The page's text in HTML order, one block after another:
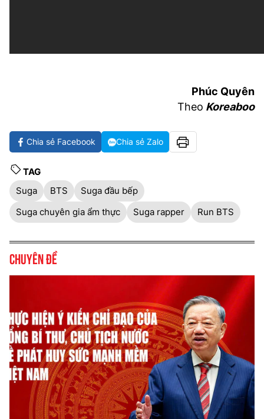
Phúc Quyên
Theo Koreaboo
Chia sẻ Facebook Chia sẻ Zalo
TAG
Suga
BTS
Suga đầu bếp
Suga chuyên gia ẩm thực
Suga rapper Run BTS
Chuyên đề